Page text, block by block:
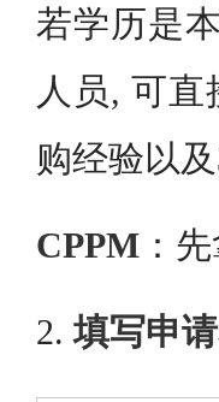
若学历是
人员, 可
购经验以
CPPM ：
2.填写申